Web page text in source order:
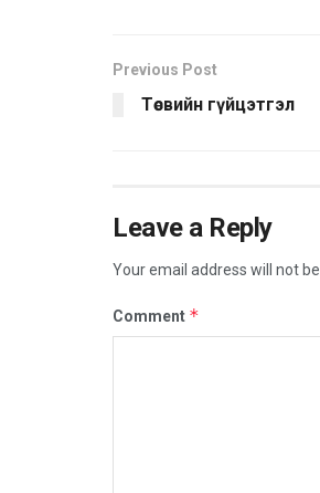
Previous Post
Төсвийн гүйцэтгэл
Leave a Reply
Your email address will not
Comment *